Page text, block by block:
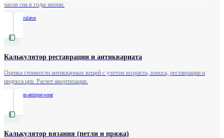
часов сна в годы жизни.
sleep-calculator
Калькулятор реставрации и антиквариата
Оценка стоимости антикварных вещей с учетом возраста, износа, реставрации и
индекса цен. Расчет амортизации.
restoration-antique-wear
Калькулятор вязания (петли и пряжа)